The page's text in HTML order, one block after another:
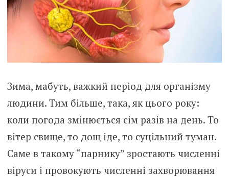
Зима, мабуть, важкий період для організму
людини. Тим більше, така, як цього року:
коли погода змінюється сім разів на день. То
вітер свище, то дощ іде, то суцільний туман.
Саме в такому “парнику” зростають численні
віруси і провокують численні захворювання